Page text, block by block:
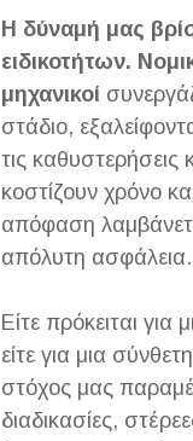
Η δύναμή μας
ειδικοτήτων.
μηχανικοί
στάδιο,
τις
κοστίζουν χρόνο
απόφαση
απόλυτη ασφάλεια.
Είτε πρόκειται
είτε για μια
στόχος μας
διαδικασίες,